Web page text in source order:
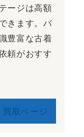
ージは高額
きます。バ
豊富な古着
頼がおすす
買取ページ